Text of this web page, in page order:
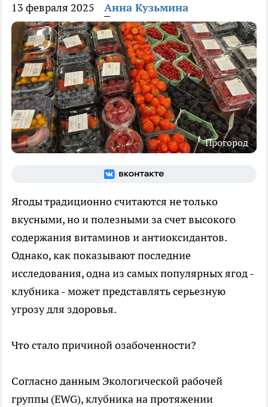
13 февраля 2025 Анна Кузьмина
Прогород
Ягоды традиционно считаются не только
вкусными, но и полезными за счет высокого
содержания витаминов и антиоксидантов.
Однако, как показывают последние
исследования, одна из самых популярных ягод -
клубника - может представлять серьезную
угрозу для здоровья.
Что стало причиной озабоченности?
Согласно данным Экологической рабочей
группы (EWG), клубника на протяжении